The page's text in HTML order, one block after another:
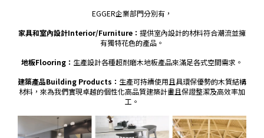
EGGER企業部門分別有，
家具和室內設計Interior/Furniture： 提供室內設計的材料符合潮流並擁
有獨特花色的產品。
地板Flooring： 生產設計各種超耐磨木地板產品來滿足各式空間需求。
建築產品Building Products： 生產可持續使用且具環保優勢的木質結構
材料，來為我們實現卓越的個性化高品質建築計畫且保證整潔及高效率加
工。